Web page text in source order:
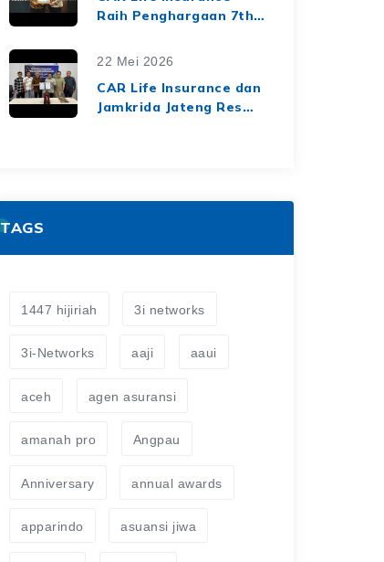
Raih Penghargaan 7th
Companies Awards
Keuangan yang Solid
dan Berkelanjutan
22 Mei 2026
CAR Life Insurance dan
Jamkrida Jateng Resmi
TAGS
1447 hijiriah 3i networks
3i-Networks aaji aaui
aceh agen asuransi
amanah pro Angpau
Anniversary annual awards
apparindo asuansi jiwa